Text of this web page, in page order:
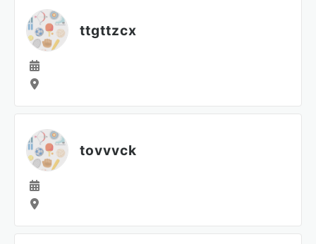
ttgttzcx
tovvvck